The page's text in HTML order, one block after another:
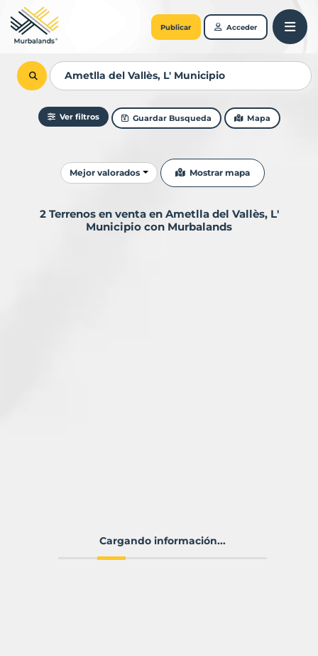
Publicar Acceder
Ver filtros Guardar Busqueda Mapa
Ordenar resultados
Mejor valorados Mostrar mapa
2 Terrenos en venta en Ametlla del Vallès, L'
Municipio con Murbalands
Cargando información...